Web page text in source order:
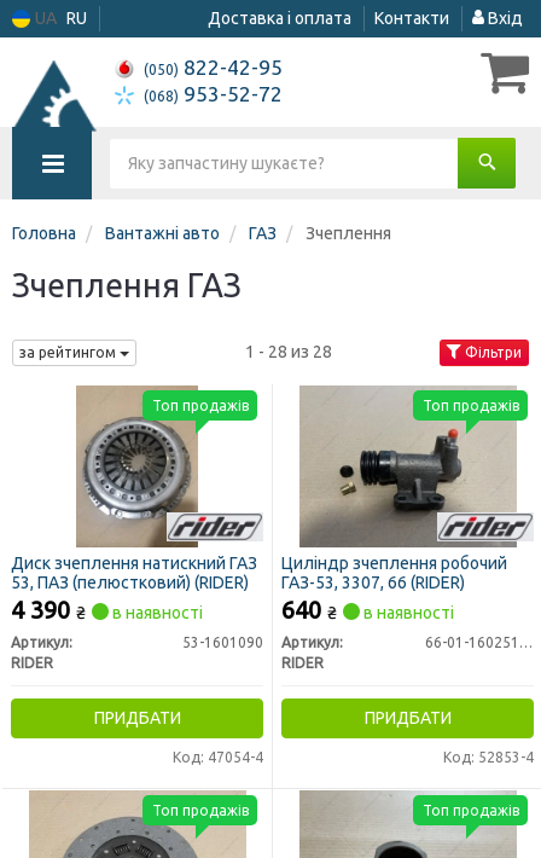
UA RU Доставка і оплата Контакти Вхід
(050) 822-42-95
(068) 953-52-72
Головна Вантажні авто ГАЗ Зчеплення
Зчеплення ГАЗ
за рейтингом 1 - 28 из 28 Фільтри
Диск зчеплення натискний ГАЗ
53, ПАЗ (пелюстковий) (RIDER)
4 390 ₴ в наявності
Артикул:
53-1601090
RIDER
ПРИДБАТИ
Код: 47054-4
Топ продажів
Циліндр зчеплення робочий
ГАЗ-53, 3307, 66 (RIDER)
640 ₴ в наявності
Артикул:
66-01-1602511-10
RIDER
ПРИДБАТИ
Код: 52853-4
Топ продажів
Топ продажів Топ продажів